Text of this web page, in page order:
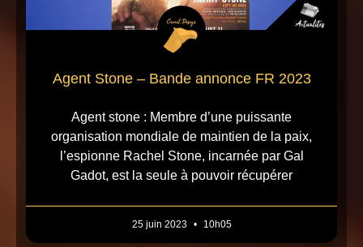
Agent Stone – Bande annonce FR 2023
Agent stone : Membre d’une puissante
organisation mondiale de maintien de la paix,
l’espionne Rachel Stone, incarnée par Gal
Gadot, est la seule à pouvoir récupérer
25 juin 2023 10h05